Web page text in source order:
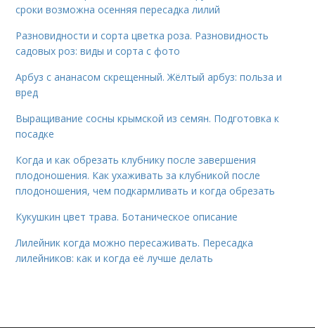
сроки возможна осенняя пересадка лилий
Разновидности и сорта цветка роза. Разновидность
садовых роз: виды и сорта с фото
Арбуз с ананасом скрещенный. Жёлтый арбуз: польза и
вред
Выращивание сосны крымской из семян. Подготовка к
посадке
Когда и как обрезать клубнику после завершения
плодоношения. Как ухаживать за клубникой после
плодоношения, чем подкармливать и когда обрезать
Кукушкин цвет трава. Ботаническое описание
Лилейник когда можно пересаживать. Пересадка
лилейников: как и когда её лучше делать